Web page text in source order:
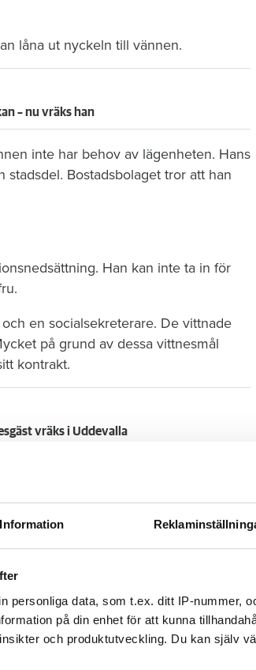
Information
personliga data, som t.ex. ditt IP-nummer,
på din enhet för att kunna
och produktutveckling. Du kan själv
låna ut nyckeln till vännen.
– nu vräks han
inte har behov av lägenheten. Hans
Bostadsbolaget tror att han
Han kan inte ta in för
en socialsekreterare. De vittnade
på grund av dessa vittnesmål
kontrakt.
vräks i Uddevalla
redan en gång tidigare blivit uppsagd
har bolaget släppt frågan om
använts till brottslig